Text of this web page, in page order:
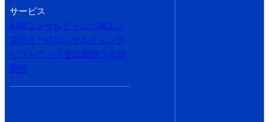
サービス
AIAIコンサルティングAIエン
プロイーITコンサルティング
ソフトウェア受託開発ラボ型
開発